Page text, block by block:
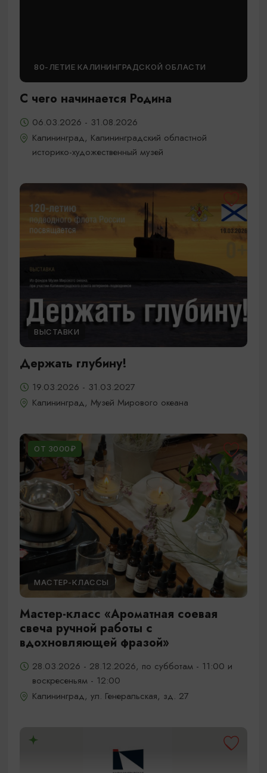
80-ЛЕТИЕ КАЛИНИНГРАДСКОЙ ОБЛАСТИ
С чего начинается Родина
06.03.2026 - 31.08.2026
Калининград, Калининградский областной
историко-художественный музей
ВЫСТАВКИ
Держать глубину!
19.03.2026 - 31.03.2027
Калининград, Музей Мирового океана
ОТ 3000₽
МАСТЕР-КЛАССЫ
Мастер-класс «Ароматная соевая
свеча ручной работы с
вдохновляющей фразой»
28.03.2026 - 28.12.2026, по субботам - 11:00 и
воскресеньям - 12:00
Калининград, ул. Генеральская, зд. 27